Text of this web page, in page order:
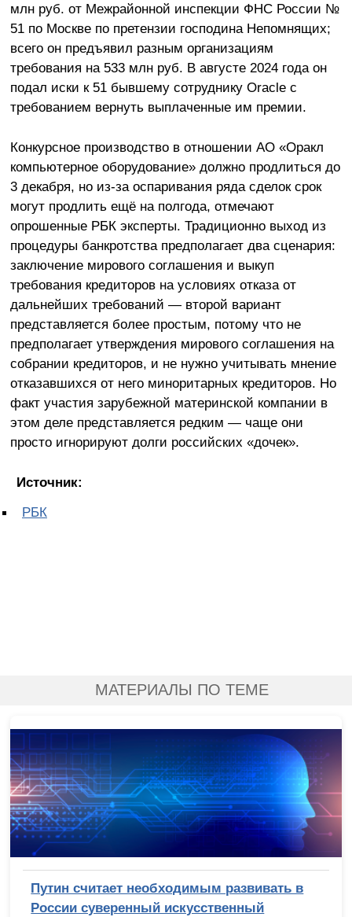
млн руб. от Межрайонной инспекции ФНС России №
51 по Москве по претензии господина Непомнящих;
всего он предъявил разным организациям
требования на 533 млн руб. В августе 2024 года он
подал иски к 51 бывшему сотруднику Oracle с
требованием вернуть выплаченные им премии.
Конкурсное производство в отношении АО «Оракл
компьютерное оборудование» должно продлиться до
3 декабря, но из-за оспаривания ряда сделок срок
могут продлить ещё на полгода, отмечают
опрошенные РБК эксперты. Традиционно выход из
процедуры банкротства предполагает два сценария:
заключение мирового соглашения и выкуп
требования кредиторов на условиях отказа от
дальнейших требований — второй вариант
представляется более простым, потому что не
предполагает утверждения мирового соглашения на
собрании кредиторов, и не нужно учитывать мнение
отказавшихся от него миноритарных кредиторов. Но
факт участия зарубежной материнской компании в
этом деле представляется редким — чаще они
просто игнорируют долги российских «дочек».
Источник:
РБК
МАТЕРИАЛЫ ПО ТЕМЕ
Путин считает необходимым развивать в
России суверенный искусственный